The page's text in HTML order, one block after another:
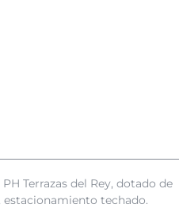
Terrazas del Rey, dotado de
estacionamiento techado.